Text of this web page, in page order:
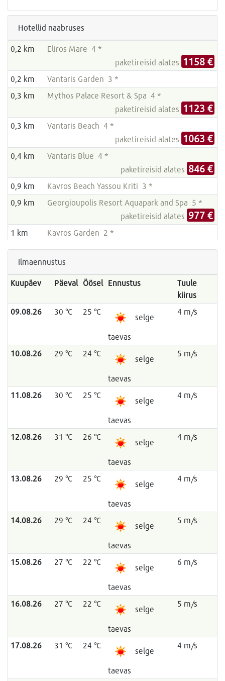
Hotellid naabruses
0,2 km
Eliros Mare 4 *
paketireisid alates 1158 €
0,2 km
Vantaris Garden 3 *
0,3 km
Mythos Palace Resort & Spa 4 *
paketireisid alates 1123 €
0,3 km
Vantaris Beach 4 *
paketireisid alates 1063 €
0,4 km
Vantaris Blue 4 *
paketireisid alates 846 €
0,9 km
Kavros Beach Yassou Kriti 3 *
0,9 km
Georgioupolis Resort Aquapark and Spa 5 *
paketireisid alates 977 €
1 km Kavros Garden 2 *
Ilmaennustus
Kuupäev Päeval Öösel Ennustus
Tuule
kiirus
09.08.26
30 °C 25 °C
selge
taevas
4 m/s
10.08.26 29 °C 24 °C
selge
taevas
5 m/s
11.08.26 30 °C 25 °C
selge
taevas
4 m/s
12.08.26 31 °C 26 °C
selge
taevas
4 m/s
13.08.26 29 °C 25 °C
selge
taevas
4 m/s
14.08.26 29 °C 24 °C
selge
taevas
5 m/s
15.08.26 27 °C 22 °C
selge
taevas
6 m/s
16.08.26 27 °C 22 °C
selge
taevas
5 m/s
17.08.26 31 °C 24 °C
selge
taevas
4 m/s